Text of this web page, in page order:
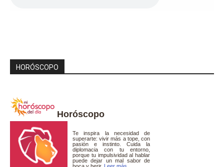
HORÓSCOPO
Horóscopo